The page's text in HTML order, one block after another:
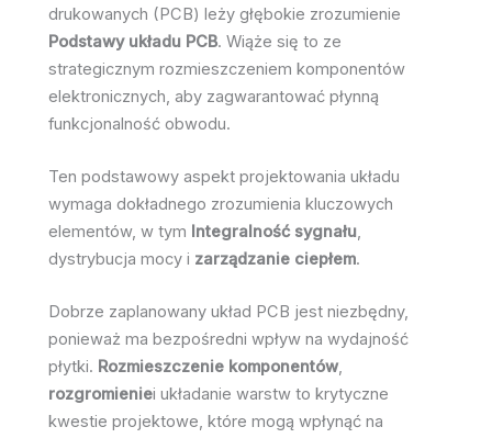
drukowanych (PCB) leży głębokie zrozumienie
Podstawy układu PCB. Wiąże się to ze
strategicznym rozmieszczeniem komponentów
elektronicznych, aby zagwarantować płynną
funkcjonalność obwodu.
Ten podstawowy aspekt projektowania układu
wymaga dokładnego zrozumienia kluczowych
elementów, w tym Integralność sygnału,
dystrybucja mocy i zarządzanie ciepłem.
Dobrze zaplanowany układ PCB jest niezbędny,
ponieważ ma bezpośredni wpływ na wydajność
płytki. Rozmieszczenie komponentów,
rozgromieniei układanie warstw to krytyczne
kwestie projektowe, które mogą wpłynąć na